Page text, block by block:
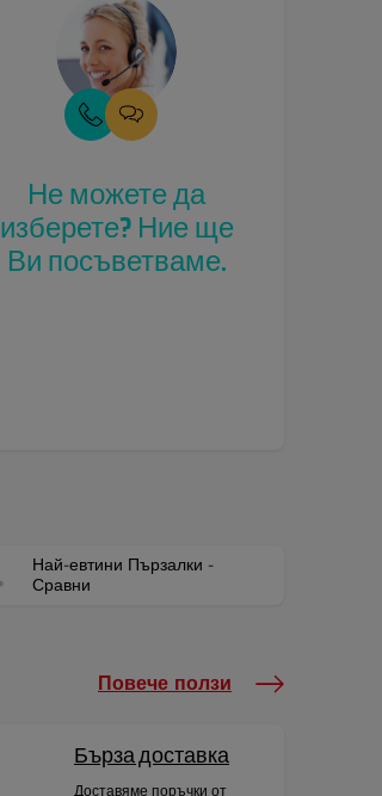
Не можете да
изберете? Ние ще
Ви посъветваме.
Най-евтини Пързалки -
Сравни
Повече ползи
Бърза доставка
Доставяме поръчки от